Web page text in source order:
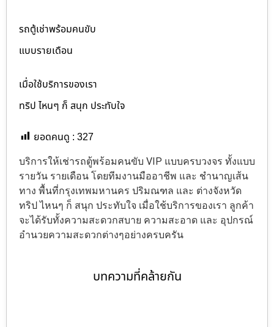
รถตู้เช่าพร้อมคนขับ
แบบรายเดือน
เมื่อใช้บริการของเรา
ทริป ไหนๆ ก็ สนุก ประทับใจ
ยอดคนดู : 327
บริการให้เช่ารถตู้พร้อมคนขับ VIP แบบครบวงจร ทั้งแบบ
รายวัน รายเดือน โดยทีมงานมืออาชีพ และ ชำนาญเส้น
ทาง พื้นที่กรุงเทพมหานคร ปริมณฑล และ ต่างจังหวัด
ทริป ไหนๆ ก็ สนุก ประทับใจ เมื่อใช้บริการของเรา ลูกค้า
จะได้รับทั้งความสะดวกสบาย ความสะอาด และ อุปกรณ์
อำนวยความสะดวกต่างๆอย่างครบครัน
บทความที่คล้ายกัน